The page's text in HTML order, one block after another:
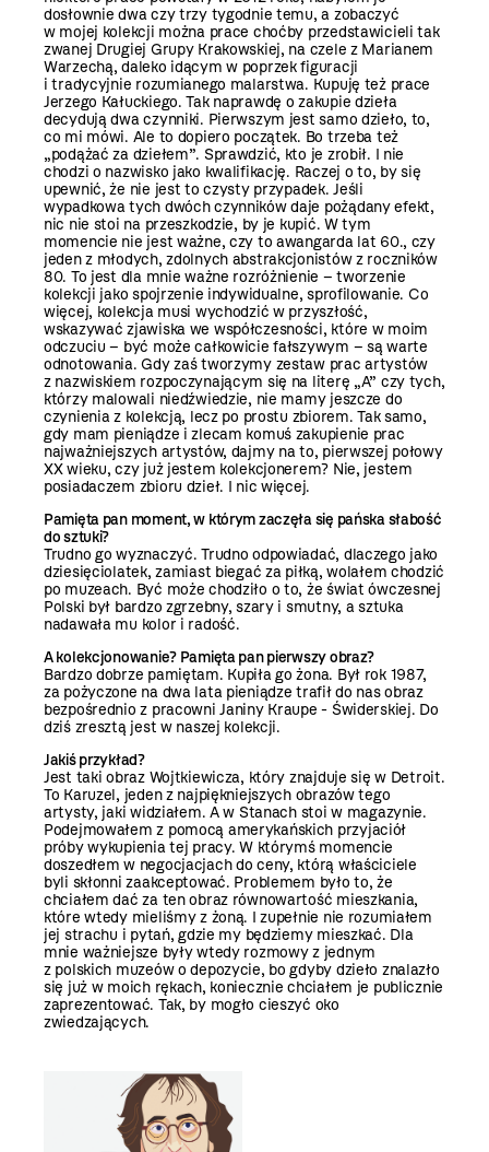
dosłownie dwa czy trzy tygodnie temu, a zobaczyć
w mojej kolekcji można prace choćby przedstawicieli tak
zwanej Drugiej Grupy Krakowskiej, na czele z Marianem
Warzechą, daleko idącym w poprzek figuracji
i tradycyjnie rozumianego malarstwa. Kupuję też prace
Jerzego Kałuckiego. Tak naprawdę o zakupie dzieła
decydują dwa czynniki. Pierwszym jest samo dzieło, to,
co mi mówi. Ale to dopiero początek. Bo trzeba też
„podążać za dziełem”. Sprawdzić, kto je zrobił. I nie
chodzi o nazwisko jako kwalifikację. Raczej o to, by się
upewnić, że nie jest to czysty przypadek. Jeśli
wypadkowa tych dwóch czynników daje pożądany efekt,
nic nie stoi na przeszkodzie, by je kupić. W tym
momencie nie jest ważne, czy to awangarda lat 60., czy
jeden z młodych, zdolnych abstrakcjonistów z roczników
80. To jest dla mnie ważne rozróżnienie – tworzenie
kolekcji jako spojrzenie indywidualne, sprofilowanie. Co
więcej, kolekcja musi wychodzić w przyszłość,
wskazywać zjawiska we współczesności, które w moim
odczuciu – być może całkowicie fałszywym – są warte
odnotowania. Gdy zaś tworzymy zestaw prac artystów
z nazwiskiem rozpoczynającym się na literę „A” czy tych,
którzy malowali niedźwiedzie, nie mamy jeszcze do
czynienia z kolekcją, lecz po prostu zbiorem. Tak samo,
gdy mam pieniądze i zlecam komuś zakupienie prac
najważniejszych artystów, dajmy na to, pierwszej połowy
XX wieku, czy już jestem kolekcjonerem? Nie, jestem
posiadaczem zbioru dzieł. I nic więcej.
Pamięta pan moment, w którym zaczęła się pańskasłabość
do sztuki?
Trudno go wyznaczyć. Trudno odpowiadać, dlaczego jako
dziesięciolatek, zamiast biegać za piłką, wolałem chodzić
po muzeach. Być może chodziło o to, że świat ówczesnej
Polski był bardzo zgrzebny, szary i smutny, a sztuka
nadawała mu kolor i radość.
A kolekcjonowanie? Pamięta pan pierwszy obraz?
Bardzo dobrze pamiętam. Kupiła go żona. Był rok 1987,
za pożyczone na dwa lata pieniądze trafił do nas obraz
bezpośrednio z pracowni Janiny Kraupe - Świderskiej. Do
dziś zresztą jest w naszej kolekcji.
Jakiś przykład?
Jest taki obraz Wojtkiewicza, który znajduje się w Detroit.
To Karuzel, jeden z najpiękniejszych obrazów tego
artysty, jaki widziałem. A w Stanach stoi w magazynie.
Podejmowałem z pomocą amerykańskich przyjaciół
próby wykupienia tej pracy. W którymś momencie
doszedłem w negocjacjach do ceny, którą właściciele
byli skłonni zaakceptować. Problemem było to, że
chciałem dać za ten obraz równowartość mieszkania,
które wtedy mieliśmy z żoną. I zupełnie nie rozumiałem
jej strachu i pytań, gdzie my będziemy mieszkać. Dla
mnie ważniejsze były wtedy rozmowy z jednym
z polskich muzeów o depozycie, bo gdyby dzieło znalazło
się już w moich rękach, koniecznie chciałem je publicznie
zaprezentować. Tak, by mogło cieszyć oko
zwiedzających.